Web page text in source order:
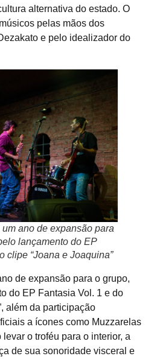
alternativa do estado. O
pelas mãos dos
e pelo idealizador do
ano de expansão para
lançamento do EP
clipe “Joana e Joaquina”
de expansão para o grupo,
do EP Fantasia Vol. 1 e do
além da participação
a ícones como Muzzarelas
o troféu para o interior, a
de sua sonoridade visceral e